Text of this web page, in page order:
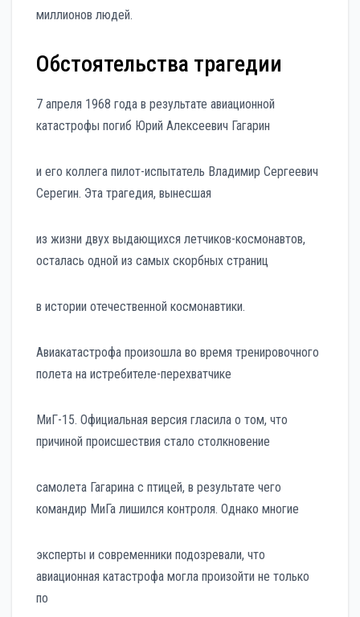
миллионов людей.
Обстоятельства трагедии
7 апреля 1968 года в результате авиационной
катастрофы погиб Юрий Алексеевич Гагарин
и его коллега пилот-испытатель Владимир Сергеевич
Серегин. Эта трагедия, вынесшая
из жизни двух выдающихся летчиков-космонавтов,
осталась одной из самых скорбных страниц
в истории отечественной космонавтики.
Авиакатастрофа произошла во время тренировочного
полета на истребителе-перехватчике
МиГ-15. Официальная версия гласила о том, что
причиной происшествия стало столкновение
самолета Гагарина с птицей, в результате чего
командир МиГа лишился контроля. Однако многие
эксперты и современники подозревали, что
авиационная катастрофа могла произойти не только
по